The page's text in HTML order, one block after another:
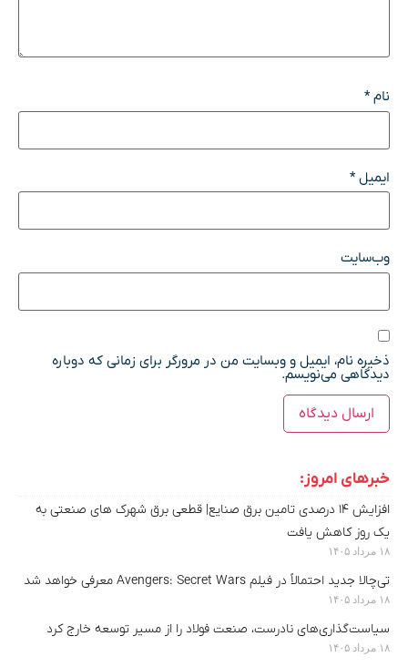
نام*
ایمیل*
وب‌سایت
ذخیره نام، ایمیل و وبسایت من در مرورگر برای زمانی که دوباره
دیدگاهی می‌نویسم.
خبرهای امروز:
افزایش ۱۴ درصدی تامین برق صنایع| قطعی برق شهرک های صنعتی به
یک روز کاهش یافت
۱۸ مرداد ۱۴۰۵
تی‌چالا جدید احتمالاً در فیلم Avengers: Secret Wars معرفی خواهد شد
۱۸ مرداد ۱۴۰۵
سیاست‌گذاری‌های نادرست، صنعت فولاد را از مسیر توسعه خارج کرد
۱۸ مرداد ۱۴۰۵